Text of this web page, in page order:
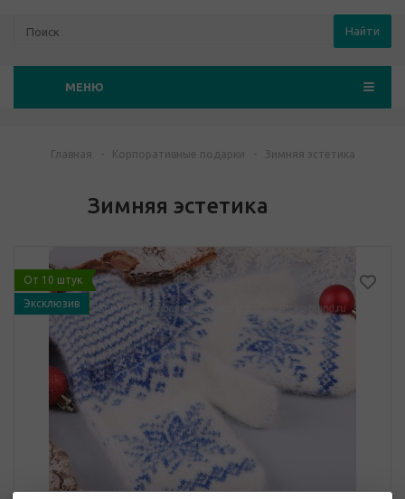
Найти
МЕНЮ
Главная - Корпоративные подарки - Зимняя эстетика
Зимняя эстетика
От 10 штук
Эксклюзив